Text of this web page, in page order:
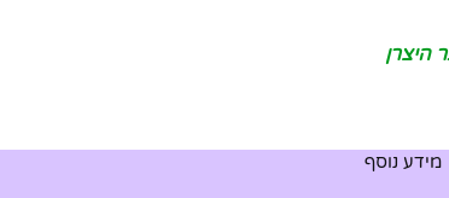
היצרן
מידע נוסף